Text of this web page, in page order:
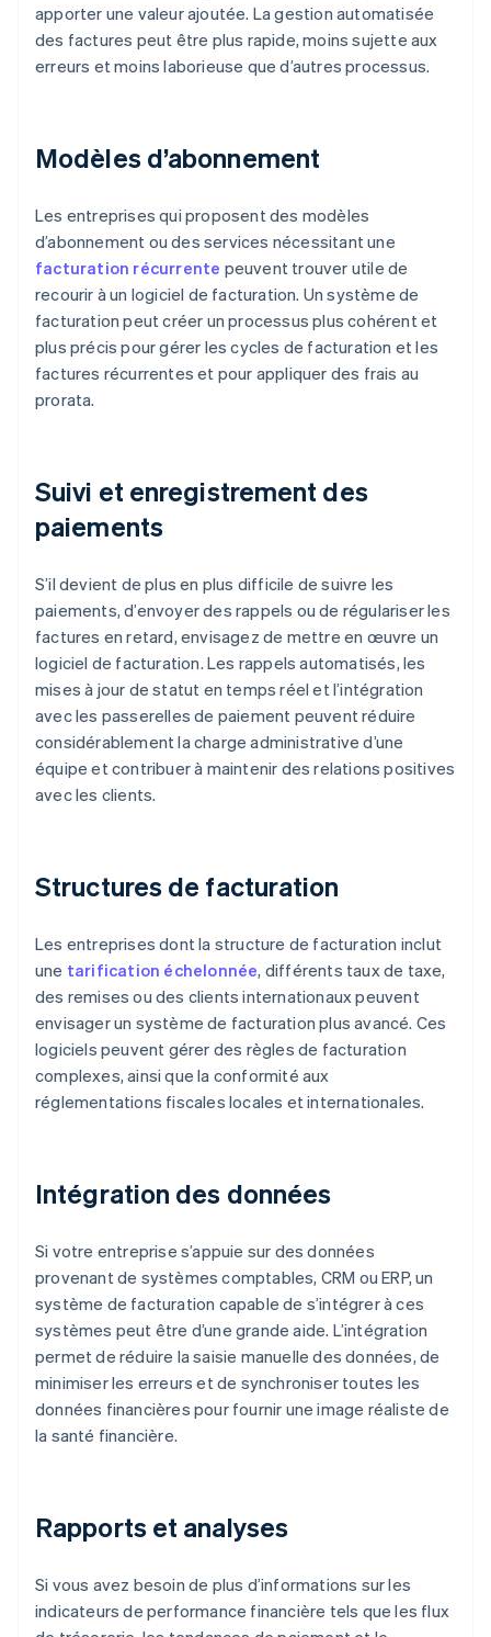
apporter une valeur ajoutée. La gestion automatisée
des factures peut être plus rapide, moins sujette aux
erreurs et moins laborieuse que d’autres processus.
Modèles d’abonnement
Les entreprises qui proposent des modèles
d’abonnement ou des services nécessitant une
facturation récurrente peuvent trouver utile de
recourir à un logiciel de facturation. Un système de
facturation peut créer un processus plus cohérent et
plus précis pour gérer les cycles de facturation et les
factures récurrentes et pour appliquer des frais au
prorata.
Suivi et enregistrement des
paiements
S’il devient de plus en plus difficile de suivre les
paiements, d’envoyer des rappels ou de régulariser les
factures en retard, envisagez de mettre en œuvre un
logiciel de facturation. Les rappels automatisés, les
mises à jour de statut en temps réel et l’intégration
avec les passerelles de paiement peuvent réduire
considérablement la charge administrative d’une
équipe et contribuer à maintenir des relations positives
avec les clients.
Structures de facturation
Les entreprises dont la structure de facturation inclut
une tarification échelonnée, différents taux de taxe,
des remises ou des clients internationaux peuvent
envisager un système de facturation plus avancé. Ces
logiciels peuvent gérer des règles de facturation
complexes, ainsi que la conformité aux
réglementations fiscales locales et internationales.
Intégration des données
Si votre entreprise s’appuie sur des données
provenant de systèmes comptables, CRM ou ERP, un
système de facturation capable de s’intégrer à ces
systèmes peut être d’une grande aide. L’intégration
permet de réduire la saisie manuelle des données, de
minimiser les erreurs et de synchroniser toutes les
données financières pour fournir une image réaliste de
la santé financière.
Rapports et analyses
Si vous avez besoin de plus d’informations sur les
indicateurs de performance financière tels que les flux